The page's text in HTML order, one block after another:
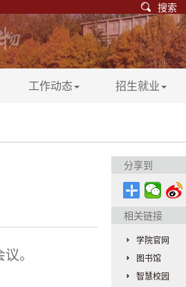
搜索
工作动态 招生就业
。
分享到
相关链接
学院官网
图书馆
智慧校园